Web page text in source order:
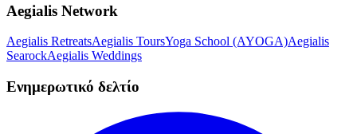
Aegialis Network
Aegialis RetreatsAegialis ToursYoga School (AYOGA)Aegialis
SearockAegialis Weddings
Ενημερωτικό δελτίο